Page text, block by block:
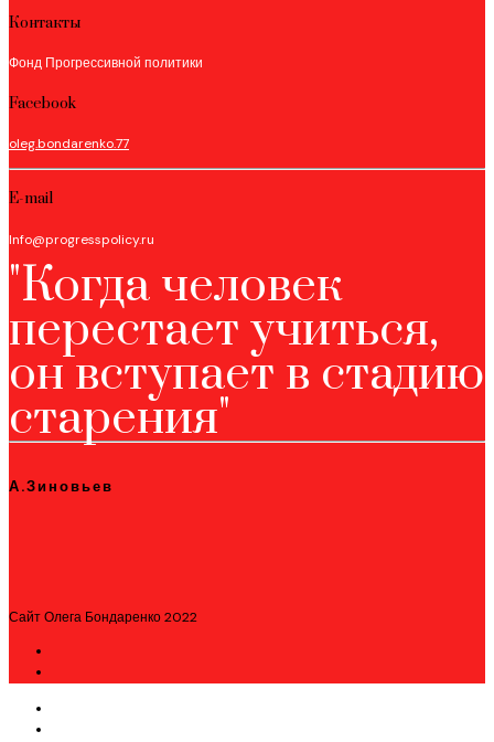
Контакты
Фонд Прогрессивной политики
Facebook
oleg.bondarenko.77
E-mail
Info@progresspolicy.ru
"Когда человек
перестает учиться,
он вступает в стадию
старения"
А.Зиновьев
Сайт Олега Бондаренко 2022